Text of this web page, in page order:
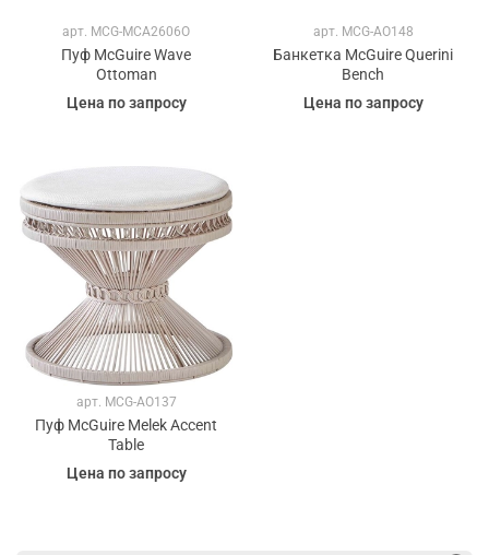
арт. MCG-MCA2606O
Пуф McGuire Wave
Ottoman
Цена по запросу
арт. MCG-AO148
Банкетка McGuire Querini
Bench
Цена по запросу
арт. MCG-AO137
Пуф McGuire Melek Accent
Table
Цена по запросу